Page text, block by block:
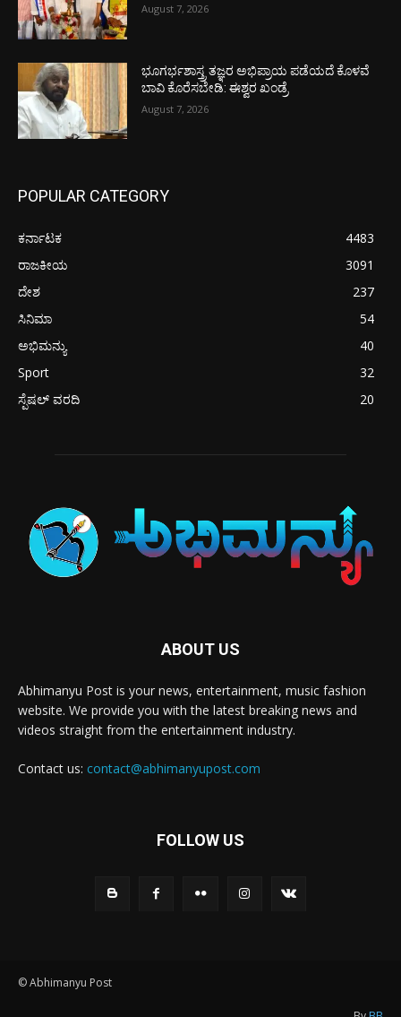
August 7, 2026
ಭೂಗರ್ಭಶಾಸ್ತ್ರ ತಜ್ಞರ ಅಭಿಪ್ರಾಯ ಪಡೆಯದೆ ಕೊಳವೆ
ಬಾವಿ ಕೊರೆಸಬೇಡಿ: ಈಶ್ವರ ಖಂಡ್ರೆ
August 7, 2026
POPULAR CATEGORY
ಕರ್ನಾಟಕ
4483
ರಾಜಕೀಯ
3091
ದೇಶ
237
ಸಿನಿಮಾ
54
ಅಭಿಮನ್ಯು
40
Sport
32
ಸ್ಪೆಷಲ್ ವರದಿ
20
ABOUT US
Abhimanyu Post is your news, entertainment, music fashion
website. We provide you with the latest breaking news and
videos straight from the entertainment industry.
Contact us: contact@abhimanyupost.com
FOLLOW US
© Abhimanyu Post